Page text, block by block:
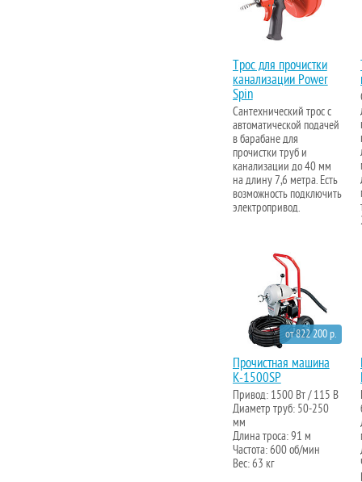
Трос для прочистки
канализации Power
Spin
Сантехнический трос с
автоматической подачей
в барабане для
прочистки труб и
канализации до 40 мм
на длину 7,6 метра. Есть
возможность подключить
электропривод.
Прочистная машина
K-1500SP
от 822 200 р.
Привод: 1500 Вт / 115 В
Диаметр труб: 50-250
мм
Длина троса: 91 м
Частота: 600 об/мин
Вес: 63 кг